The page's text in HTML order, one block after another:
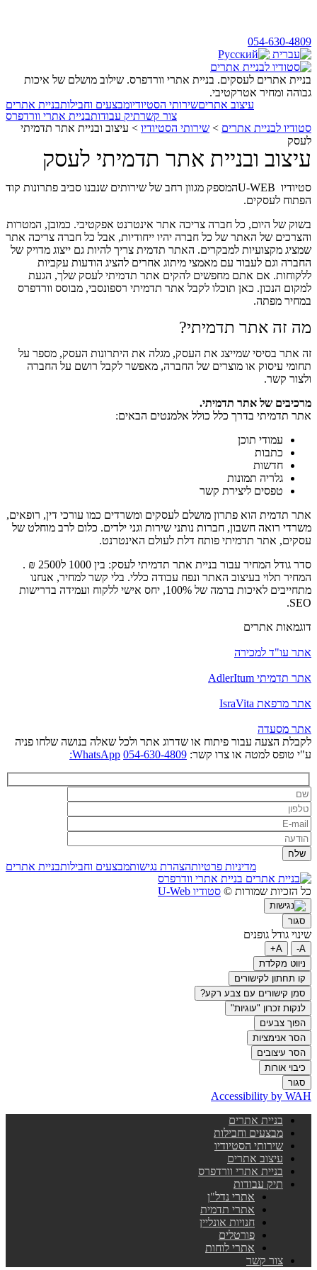
054-630-4809
בניית אתרים לעסקים. בניית אתרי וורדפרס. שילוב מושלם של איכות
גבוהה ומחיר אטרקטיבי.
בניית אתריםמבצעים וחבילותשירותי הסטיודיועיצוב אתרים
בניית אתרי וורדפרסתיק עבודותצור קשר
סטודיו לבניית אתרים > שירותי הסטיודיו > עיצוב ובניית אתר תדמיתי
לעסק
עיצוב ובניית אתר תדמיתי לעסק
סטיודיו U-WEBהמספק מגוון רחב של שירותים שנבנו סביב פתרונות קוד
הפתוח לעסקים.
בשוק של היום, כל חברה צריכה אתר אינטרנט אפקטיבי. כמובן, המטרות
והצרכים של האתר של כל חברה יהיו ייחודיות, אבל כל חברה צריכה אתר
שמציג מקצועיות למבקרים. האתר תדמית צריך להיות גם ייצוג מדויק של
החברה וגם לעבוד עם מאמצי מיתוג אחרים להציג הודעות עקביות
ללקוחות. אם אתם מחפשים להקים אתר תדמיתי לעסק שלך, הגעת
למקום הנכון. כאן תוכלו לקבל אתר תדמיתי רספונסבי, מבוסס וורדפרס
במחיר מפתה.
מה זה אתר תדמיתי?
זה אתר בסיסי שמייצג את העסק, מגלה את היתרונות העסק, מספר על
תחומי עיסוק או מוצרים של החברה, מאפשר לקבל רושם על החברה
ולצור קשר.
מרכיבים של אתר תדמיתי.
אתר תדמיתי בדרך כלל כולל אלמנטים הבאים:
עמודי תוכן
כתבות
חדשות
גלריה תמונות
טפסים ליצירת קשר
אתר תדמית הוא פתרון מושלם לעסקים ומשרדים כמו עורכי דין, רופאים,
משרדי רואה חשבון, חברות נותני שירות וגני ילדים. כלום לרב מוחלט של
עסקים, אתר תדמיתי פותח דלת לעולם האינטרנט.
סדר גודל המחיר עבור בניית אתר תדמיתי לעסק: בין 1000 ל2500 ₪ .
המחיר תלוי בעיצוב האתר ונפח עבודה כללי. בלי קשר למחיר, אנחנו
מתחייבים לאיכות ברמה של 100%, יחס אישי ללקוח ועמידה בדרישות
SEO.
דוגמאות אתרים
אתר עו"ד למכירה
אתר תדמיתי AdlerItum
אתר מרפאת IsraVita
אתר מסעדה
לקבלת הצעה עבור פיתוח או שדרוג אתר ולכל שאלה בנושה שלחו פניה
ע"י טופס למטה או צרו קשר: 054-630-4809
WhatsApp:
בניית אתריםמבצעים וחבילותהצהרת נגישותמדיניות פרטיות
בניית אתרי וודרפרס
כל הזכיות שמורות © סטודיו U-Web
סגור
שינוי גודל גופנים
A-
A+
ניווט מקלדת
קו תחתון לקישורים
סמן קישורים עם צבע רקע?
לנקות זכרון "עוגיות"
הפוך צבעים
הסר אנימציות
הסר עיצובים
כיבוי אורות
סגור
Accessibility by WAH
בניית אתרים
מבצעים וחבילות
שירותי הסטיודיו
עיצוב אתרים
בניית אתרי וורדפרס
תיק עבודות
אתרי נדל"ן
אתרי תדמית
חנויות אונליין
פורטלים
אתרי לוחות
צור קשר